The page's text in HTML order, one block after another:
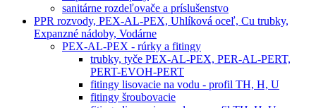
sanitárne rozdeľovače a príslušenstvo
PPR rozvody, PEX-AL-PEX, Uhlíková oceľ, Cu trubky,
Expanzné nádoby, Vodárne
PEX-AL-PEX - rúrky a fitingy
trubky, tyče PEX-AL-PEX, PER-AL-PERT,
PERT-EVOH-PERT
fitingy lisovacie na vodu - profil TH, H, U
fitingy šroubovacie